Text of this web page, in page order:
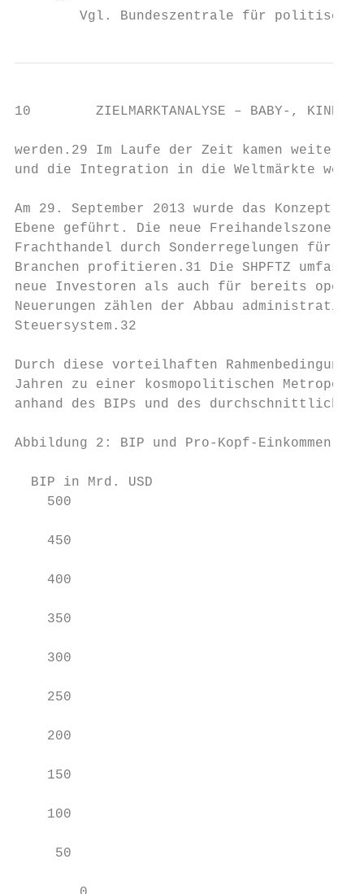
Vgl. Bundeszentrale für
10        ZIELMARKTANALYSE – BABY-,
werden.29 Im Laufe der Zeit kamen
und die Integration in die Weltmärkte
Am 29. September 2013 wurde das Konzept
Ebene geführt. Die neue Freihandelszone
Frachthandel durch Sonderregelungen für
Branchen profitieren.31 Die SHPFTZ
neue Investoren als auch für bereits
Neuerungen zählen der Abbau
Steuersystem.32
Durch diese vorteilhaften
Jahren zu einer kosmopolitischen
anhand des BIPs und des durchschnittlichen
Abbildung 2: BIP und Pro-Kopf-Einkommen
BIP in Mrd. USD
500
    450
400
    350
300
    250
200
    150
100
     50